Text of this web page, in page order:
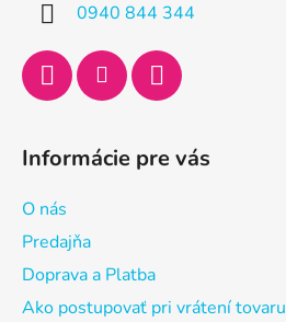
0940 844 344
Informácie pre vás
O nás
Predajňa
Doprava a Platba
Ako postupovať pri vrátení tovaru